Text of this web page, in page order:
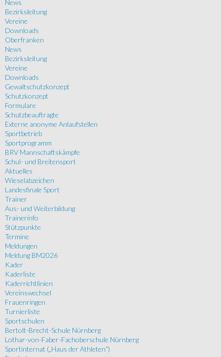
News
Bezirksleitung
Vereine
Downloads
Oberfranken
News
Bezirksleitung
Vereine
Downloads
Gewaltschutzkonzept
Schutzkonzept
Formulare
Schutzbeauftragte
Externe anonyme Anlaufstellen
Sportbetrieb
Sportprogramm
BRV Mannschaftskämpfe
Schul- und Breitensport
Aktuelles
Wieselabzeichen
Landesfinale Sport
Trainer
Aus- und Weiterbildung
Trainerinfo
Stützpunkte
Termine
Meldungen
Meldung BM2026
Kader
Kaderliste
Kaderrichtlinien
Vereinswechsel
Frauenringen
Turnierliste
Sportschulen
Bertolt-Brecht-Schule Nürnberg
Lothar-von-Faber-Fachoberschule Nürnberg
Sportinternat („Haus der Athleten“)